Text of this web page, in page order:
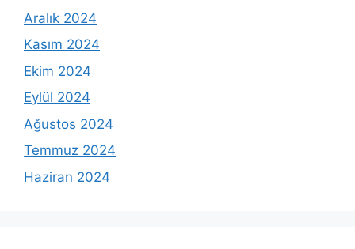
Aralık 2024
Kasım 2024
Ekim 2024
Eylül 2024
Ağustos 2024
Temmuz 2024
Haziran 2024